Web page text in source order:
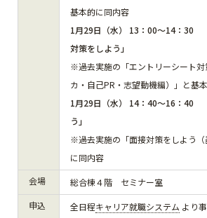
基本的に同内容
1月29日（水） 13：00～14：30
対策をしよう」
※過去実施の「エントリーシート
カ・自己PR・志望動機編）」と基
1月29日（水） 14：40～16：40
う」
※過去実施の「面接対策をしよう
に同内容
会場
総合棟４階 セミナー室
申込
全日程キャリア就職システム より